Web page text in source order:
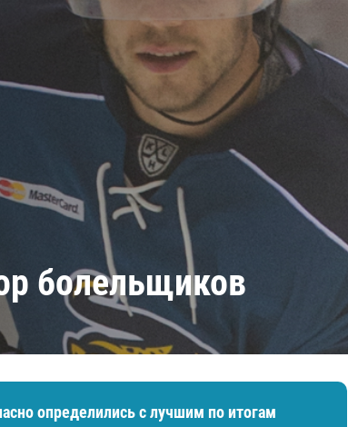
Амур
Салават Юлаев
Сибирь
болельщиков
определились с лучшим по итогам